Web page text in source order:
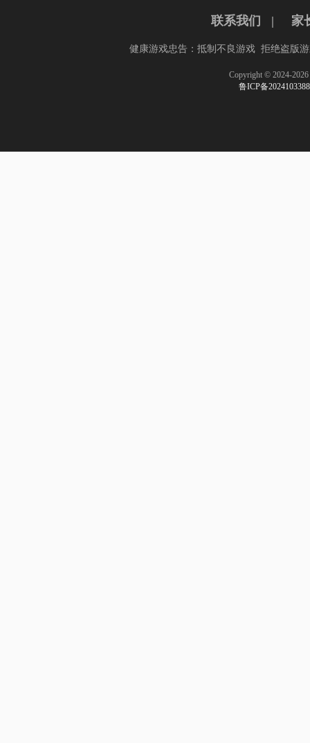
联系我们 | 家
健康游戏忠告：抵制不良游戏 拒绝盗版
Copyright © 2024-
鲁ICP备